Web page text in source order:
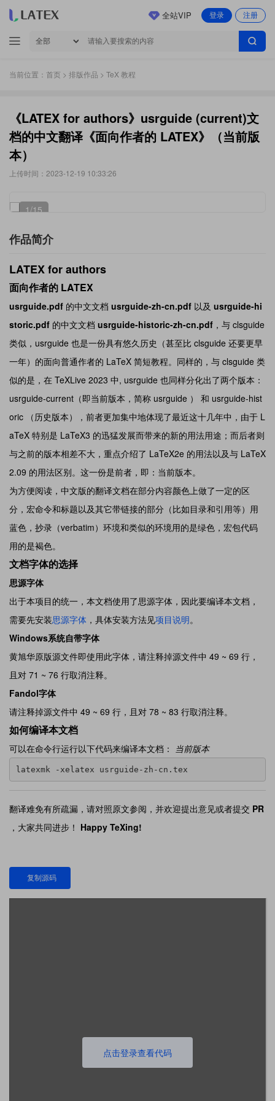
登录 注册
全站VIP
当前位置： 首页 > 排版作品 > TeX 教程
《LATEX for authors》usrguide (current)文
档的中文翻译《面向作者的 LATEX》（当前版
本）
上传时间：2023-12-19 10:33:26
1/15
作品简介
LATEX for authors
面向作者的 LATEX
usrguide.pdf 的中文文档 usrguide-zh-cn.pdf 以及 usrguide-hi
storic.pdf 的中文文档 usrguide-historic-zh-cn.pdf ，与 clsguide
类似，usrguide 也是一份具有悠久历史（甚至比 clsguide 还要更早
一年）的面向普通作者的 LaTeX 简短教程。同样的，与 clsguide 类
似的是，在 TeXLive 2023 中, usrguide 也同样分化出了两个版本：
usrguide-current（即当前版本，简称 usrguide ） 和 usrguide-hist
oric （历史版本），前者更加集中地体现了最近这十几年中，由于 L
aTeX 特别是 LaTeX3 的迅猛发展而带来的新的用法用途；而后者则
与之前的版本相差不大，重点介绍了 LaTeX2e 的用法以及与 LaTeX
2.09 的用法区别。这一份是前者，即：当前版本。
为方便阅读，中文版的翻译文档在部分内容颜色上做了一定的区
分，宏命令和标题以及其它带链接的部分（比如目录和引用等）用
蓝色，抄录（verbatim）环境和类似的环境用的是绿色，宏包代码
用的是褐色。
文档字体的选择
思源字体
出于本项目的统一，本文档使用了思源字体，因此要编译本文档，
需要先安装思源字体 ，具体安装方法见项目说明。
Windows系统自带字体
黄旭华原版源文件即使用此字体，请注释掉源文件中 49 ~ 69 行，
且对 71 ~ 76 行取消注释。
Fandol字体
请注释掉源文件中 49 ~ 69 行，且对 78 ~ 83 行取消注释。
如何编译本文档
可以在命令行运行以下代码来编译本文档： 当前版本
latexmk -xelatex usrguide-zh-cn.tex
翻译难免有所疏漏，请对照原文参阅，并欢迎提出意见或者提交 PR
，大家共同进步！ Happy TeXing!
复制源码
点击登录查看代码